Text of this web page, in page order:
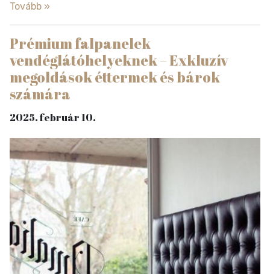
Tovább »
Prémium falpanelek
vendéglátóhelyeknek – Exkluzív
megoldások éttermek és bárok
számára
2025. február 10.